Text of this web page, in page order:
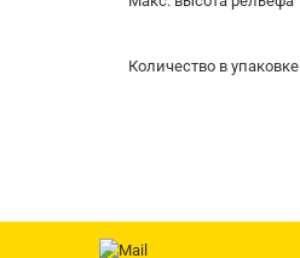
Количество в упаковке